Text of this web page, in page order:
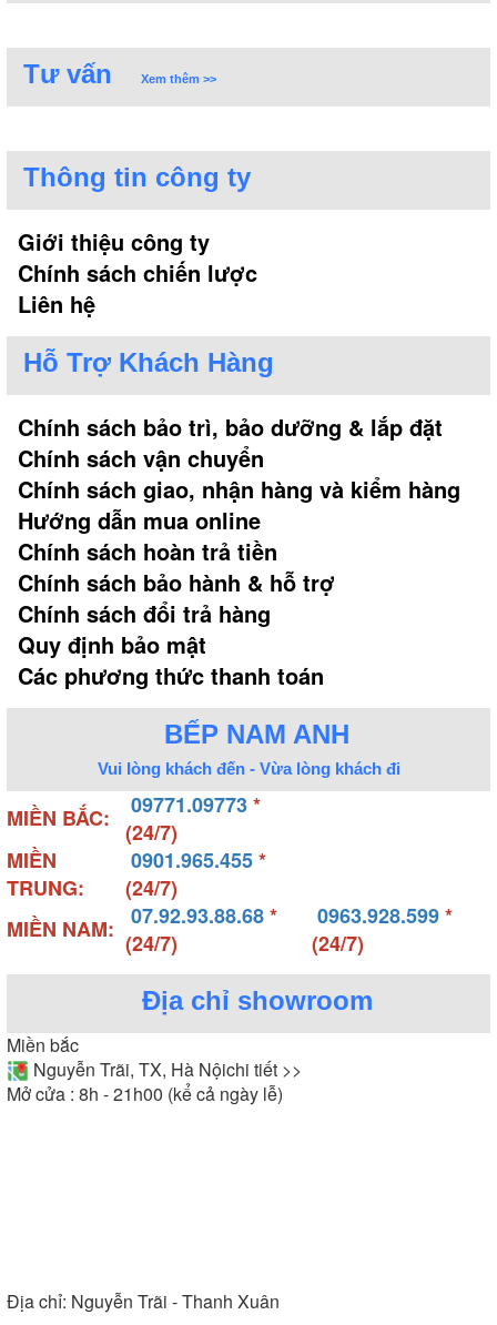
Tư vấn Xem thêm >>
Thông tin công ty
Giới thiệu công ty
Chính sách chiến lược
Liên hệ
Hỗ Trợ Khách Hàng
Chính sách bảo trì, bảo dưỡng & lắp đặt
Chính sách vận chuyển
Chính sách giao, nhận hàng và kiểm hàng
Hướng dẫn mua online
Chính sách hoàn trả tiền
Chính sách bảo hành & hỗ trợ
Chính sách đổi trả hàng
Quy định bảo mật
Các phương thức thanh toán
BẾP NAM ANH
Vui lòng khách đến - Vừa lòng khách đi
MIỀN BẮC: 09771.09773*
(24/7)
MIỀN
TRUNG:
0901.965.455*
(24/7)
MIỀN NAM:
07.92.93.88.68*
(24/7)
0963.928.599*
(24/7)
Địa chỉ showroom
Miền bắc
Nguyễn Trãi, TX, Hà Nộichi tiết >>
Mở cửa : 8h - 21h00 (kể cả ngày lễ)
Địa chỉ: Nguyễn Trãi - Thanh Xuân